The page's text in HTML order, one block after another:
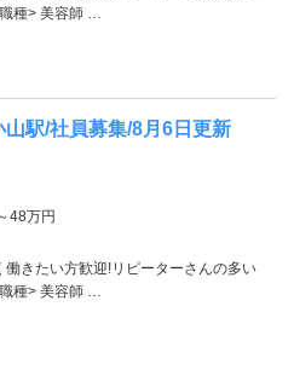
種> 美容師 …
駅/社員募集/8月6日更新
48万円
働きたい方歓迎!リピーターさんの多い
種> 美容師 …